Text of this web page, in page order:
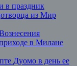
в праздник
из Мир
в Милане
Дуомо в день ее